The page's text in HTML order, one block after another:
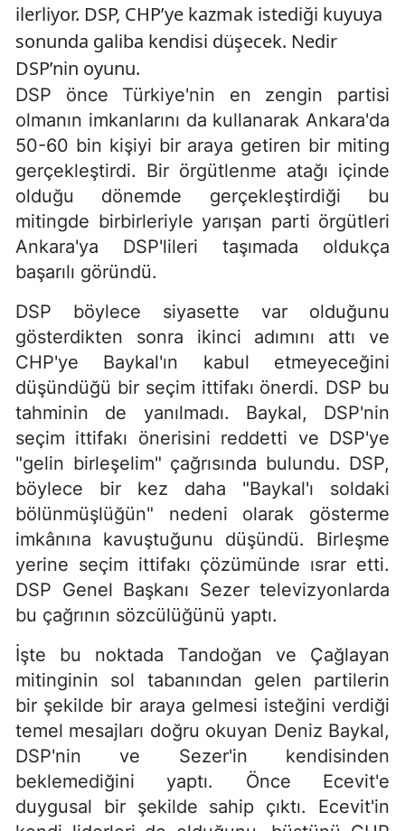
ilerliyor. DSP, CHP’ye kazmak istediği kuyuya
sonunda galiba kendisi düşecek. Nedir
DSP’nin oyunu.
DSP önce Türkiye'nin en zengin partisi
olmanın imkanlarını da kullanarak Ankara'da
50-60 bin kişiyi bir araya getiren bir miting
gerçekleştirdi. Bir örgütlenme atağı içinde
olduğu dönemde gerçekleştirdiği bu
mitingde birbirleriyle yarışan parti örgütleri
Ankara'ya DSP'lileri taşımada oldukça
başarılı göründü.
DSP böylece siyasette var olduğunu
gösterdikten sonra ikinci adımını attı ve
CHP'ye Baykal'ın kabul etmeyeceğini
düşündüğü bir seçim ittifakı önerdi. DSP bu
tahminin de yanılmadı. Baykal, DSP'nin
seçim ittifakı önerisini reddetti ve DSP'ye
"gelin birleşelim" çağrısında bulundu. DSP,
böylece bir kez daha "Baykal'ı soldaki
bölünmüşlüğün" nedeni olarak gösterme
imkânına kavuştuğunu düşündü. Birleşme
yerine seçim ittifakı çözümünde ısrar etti.
DSP Genel Başkanı Sezer televizyonlarda
bu çağrının sözcülüğünü yaptı.
İşte bu noktada Tandoğan ve Çağlayan
mitinginin sol tabanından gelen partilerin
bir şekilde bir araya gelmesi isteğini verdiği
temel mesajları doğru okuyan Deniz Baykal,
DSP'nin ve Sezer'in kendisinden
beklemediğini yaptı. Önce Ecevit'e
duygusal bir şekilde sahip çıktı. Ecevit'in